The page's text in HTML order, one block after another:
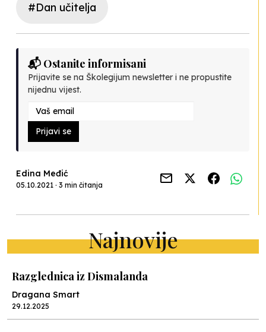
#Dan učitelja
📬 Ostanite informisani
Prijavite se na Školegijum newsletter i ne propustite
nijednu vijest.
Prijavi se
Edina Međić
05.10.2021 · 3 min čitanja
Najnovije
Razglednica iz Dismalanda
Dragana Smart
29.12.2025